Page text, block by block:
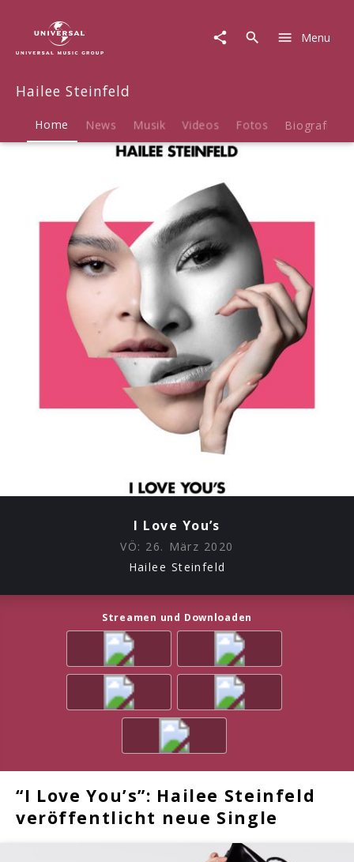
Steinfeld
Musik
Merch
Menu
Hailee Steinfeld
Home News Musik Videos Fotos Biografie
I Love You’s
VÖ: 26. März 2020
Hailee Steinfeld
Streamen und Downloaden
“I Love You’s”: Hailee Steinfeld
veröffentlicht neue Single